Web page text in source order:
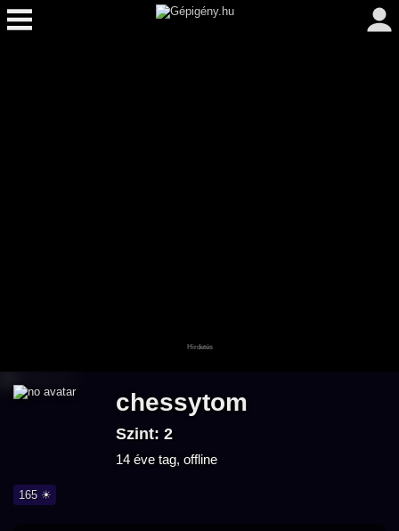
chessytom
Szint: 2
14 éve tag, offline
165 ☀